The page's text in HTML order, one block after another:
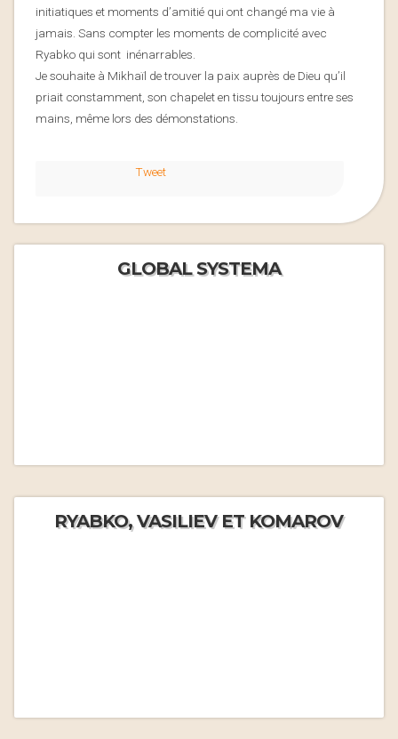
initiatiques et moments d’amitié qui ont changé ma vie à
jamais. Sans compter les moments de complicité avec
Ryabko qui sont inénarrables.
Je souhaite à Mikhaïl de trouver la paix auprès de Dieu qu’il
priait constamment, son chapelet en tissu toujours entre ses
mains, même lors des démonstations.
Tweet
GLOBAL SYSTEMA
RYABKO, VASILIEV ET KOMAROV